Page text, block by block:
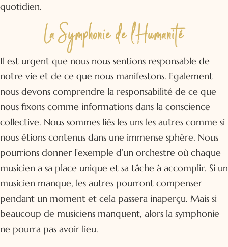
quotidien.
La Symphonie de l’Humanité
Il est urgent que nous nous sentions responsable de
notre vie et de ce que nous manifestons. Egalement
nous devons comprendre la responsabilité de ce que
nous fixons comme informations dans la conscience
collective. Nous sommes liés les uns les autres comme si
nous étions contenus dans une immense sphère. Nous
pourrions donner l’exemple d’un orchestre où chaque
musicien a sa place unique et sa tâche à accomplir. Si un
musicien manque, les autres pourront compenser
pendant un moment et cela passera inaperçu. Mais si
beaucoup de musiciens manquent, alors la symphonie
ne pourra pas avoir lieu.